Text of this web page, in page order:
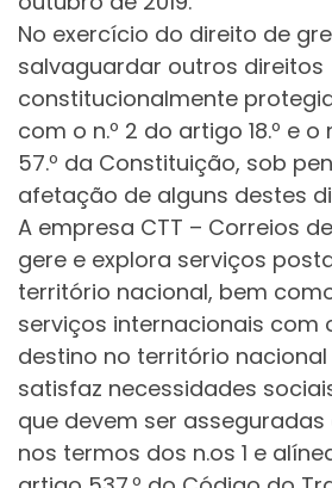
No exercício do direito de
salvaguardar outros direitos
constitucionalmente
com o n.º 2 do artigo 18.º e o
57.º da Constituição, sob
afetação de alguns destes
A empresa CTT – Correios
gere e explora serviços
território nacional, bem
serviços internacionais com
destino no território
satisfaz necessidades
que devem ser
nos termos dos n.os 1 e